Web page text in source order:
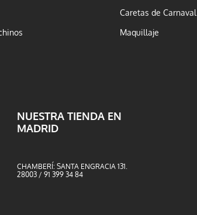
Caretas de Carnaval
Maquillaje
NUESTRA TIENDA EN
MADRID
CHAMBERÍ: SANTA ENGRACIA 131.
28003 / 91 399 34 84